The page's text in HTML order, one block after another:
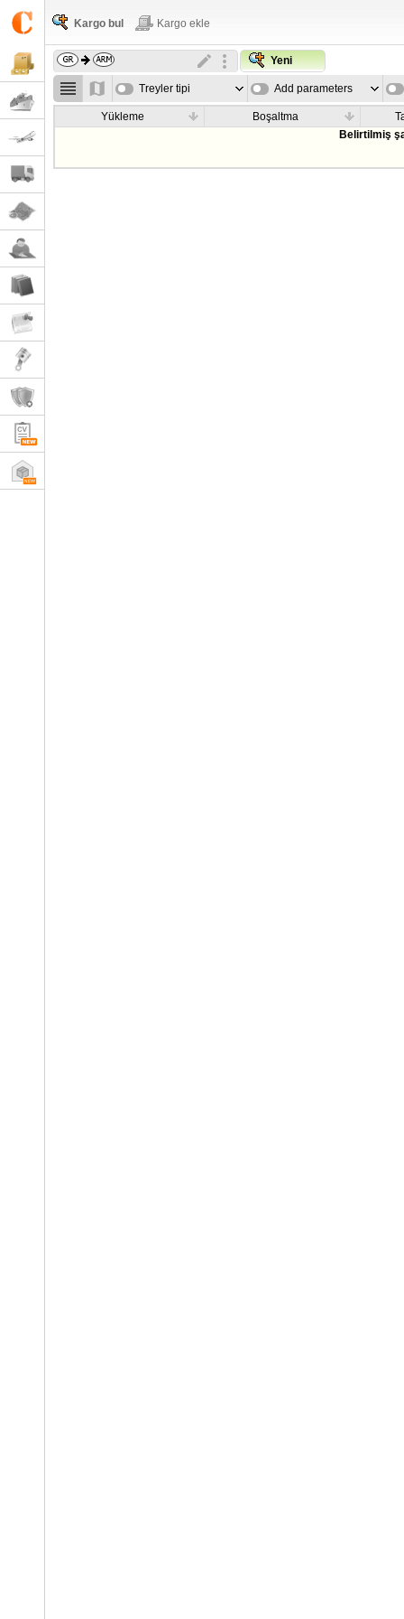
Kargo bul Kargo ekle
Yeni
Treyler tipi Add parameters
Yükleme Boşaltma
Belirtilmiş